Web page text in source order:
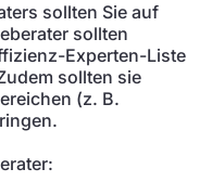
sollten Sie auf
sollten
Experten-Liste
sollten sie
(z. B.